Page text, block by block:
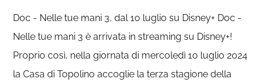
Doc - Nelle tue mani 3, dal 10 luglio su Disney+ Doc -
Nelle tue mani 3 è arrivata in streaming su Disney+!
Proprio così, nella giornata di mercoledì 10 luglio 2024
la Casa di Topolino accoglie la terza stagione della